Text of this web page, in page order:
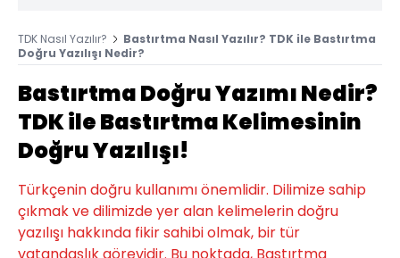
TDK Nasıl Yazılır?
Bastırtma Nasıl Yazılır? TDK ile Bastırtma
Doğru Yazılışı Nedir?
Bastırtma Doğru Yazımı Nedir?
TDK ile Bastırtma Kelimesinin
Doğru Yazılışı!
Türkçenin doğru kullanımı önemlidir. Dilimize sahip
çıkmak ve dilimizde yer alan kelimelerin doğru
yazılışı hakkında fikir sahibi olmak, bir tür